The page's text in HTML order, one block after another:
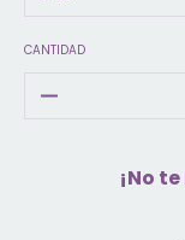
CANTIDAD
¡No